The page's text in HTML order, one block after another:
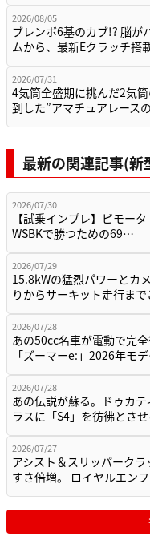
2026/08/05
ブレンボ6基のカブ!? 脳が
ムから、最新Eクラッチ搭
2026/07/31
4気筒全盛期に挑んだ2気
到した”アマチュアレース
最新の関連記事(
2026/07/30
【試乗インプレ】ビモー
WSBKで勝つための69…
2026/07/29
15.8kWの猛烈パワーとカ
りからサーキット走行ま
2026/07/28
あの50cc名車が電動で完
「ズーマーe:」2026年モ
2026/07/28
あの伝説が蘇る。ドゥカ
ラスに「S4」を彷彿とさ
2026/07/27
アシスト＆スリッパーク
すさ倍増。 ロイヤルエン